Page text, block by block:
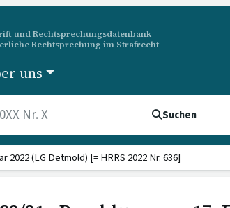
und Rechtsprechungsdatenbank
Rechtsprechung im Strafrecht
uns
Suchen
2022 (LG Detmold) [= HRRS 2022 Nr. 636]